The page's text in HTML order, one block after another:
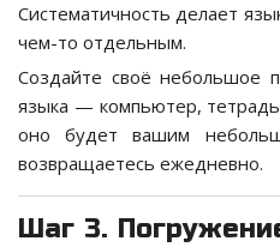
Систематичность делает
чем-то отдельным.
Создайте своё небольшое
языка — компьютер,
оно будет вашим
возвращаетесь ежедневно.
Шаг 3.